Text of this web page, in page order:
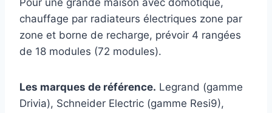
Pour une grande maison avec domotique,
chauffage par radiateurs électriques zone par
zone et borne de recharge, prévoir 4 rangées
de 18 modules (72 modules).
Les marques de référence. Legrand (gamme
Drivia), Schneider Electric (gamme Resi9),